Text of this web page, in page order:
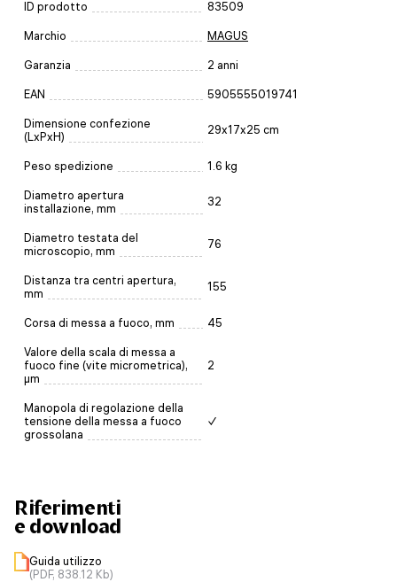
ID prodotto 83509
Marchio MAGUS
Garanzia 2 anni
EAN 5905555019741
Dimensione confezione
(LxPxH)
29x17x25 cm
Peso spedizione 1.6 kg
Diametro apertura
installazione, mm
32
Diametro testata del
microscopio, mm
76
Distanza tra centri apertura,
mm
155
Corsa di messa a fuoco, mm 45
Valore della scala di messa a
fuoco fine (vite micrometrica),
μm
2
Manopola di regolazione della
tensione della messa a fuoco
grossolana
✓
Riferimenti
e download
Guida utilizzo
(PDF, 838.12 Kb)